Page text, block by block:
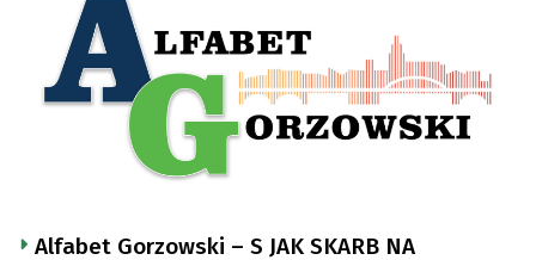
Alfabet Gorzowski – S JAK SKARB NA